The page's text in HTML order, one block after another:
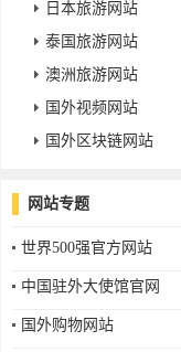
日本旅游网站
泰国旅游网站
澳洲旅游网站
国外视频网站
国外区块链网站
网站专题
世界500强官方网站
中国驻外大使馆官网
国外购物网站